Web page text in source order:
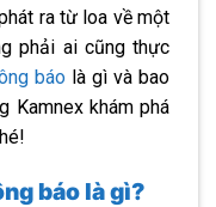
ra từ loa về một
phải ai cũng thực
báolà gì và bao
Kamnex khám phá
báo là gì?